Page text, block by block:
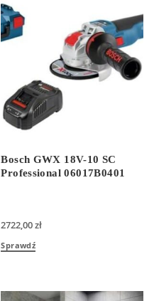
Bosch GWX 18V-10 SC
Professional 06017B0401
2722,00zł
Sprawdź